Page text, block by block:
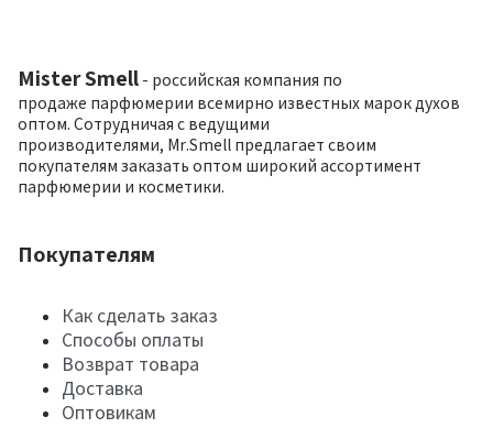
Mister Smell - российская компания по
продаже парфюмерии всемирно известных марок духов
оптом. Сотрудничая с ведущими
производителями, Mr.Smell предлагает своим
покупателям заказать оптом широкий ассортимент
парфюмерии и косметики.
Покупателям
Как сделать заказ
Способы оплаты
Возврат товара
Доставка
Оптовикам